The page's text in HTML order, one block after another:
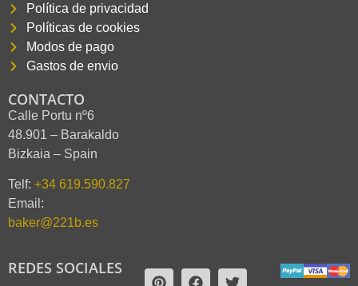
Política de privacidad
Políticas de cookies
Modos de pago
Gastos de envio
CONTACTO
Calle Portu nº6
48.901 – Barakaldo
Bizkaia – Spain
Telf: +34 619.590.827
Email:
baker@221b.es
REDES SOCIALES